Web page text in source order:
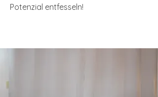
Potenzial entfesseln!